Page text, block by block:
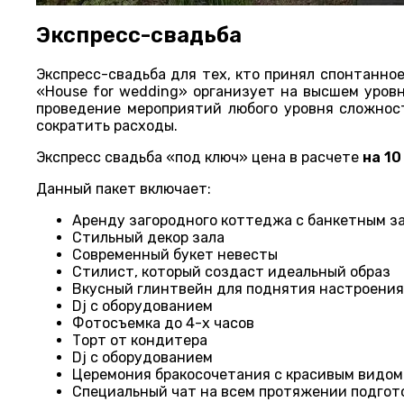
Экспресс-свадьба
Экспресс-свадьба для тех, кто принял
«House for wedding» организует на высшем
проведение мероприятий любого уровня
сократить расходы.
Экспресс свадьба «под ключ» цена в расчете на
Данный пакет включает:
Аренду загородного коттеджа с банкетным
Стильный декор зала
Современный букет невесты
Стилист, который создаст идеальный образ
Вкусный глинтвейн для поднятия настроения
Dj с оборудованием
Фотосъемка до 4-х часов
Торт от кондитера
Dj с оборудованием
Церемония бракосочетания с красивым видом
Специальный чат на всем протяжении